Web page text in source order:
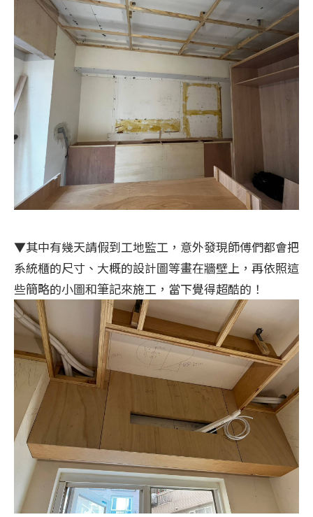
▼其中有幾天請假到工地監工，意外發現師傅們都會把
系統櫃的尺寸、大概的設計圖等畫在牆壁上，再依照這
些簡略的小圖和筆記來施工，當下覺得超酷的！